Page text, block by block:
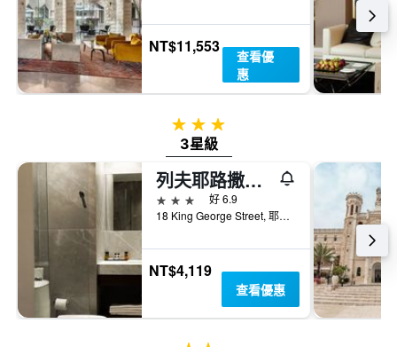
NT$11,553
查看優
惠
3星級
3星級
列夫耶路撒冷酒店
3星級
好 6.9
18 King George Street, 耶路撒冷, Jerusalem District, 以色列
NT$4,119
查看優惠